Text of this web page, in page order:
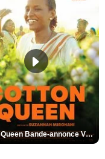
Cotton Queen Bande-annonce VO STFR